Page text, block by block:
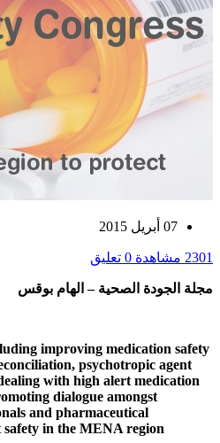
07 أبريل 2015
2301 مشاهدة 0 تعليق
مجلة الجودة الصحية – الهام بوقس
improving medication safety
psychotropic agent
with high alert medication
dialogue amongst
and pharmaceutical
in the MENA region.